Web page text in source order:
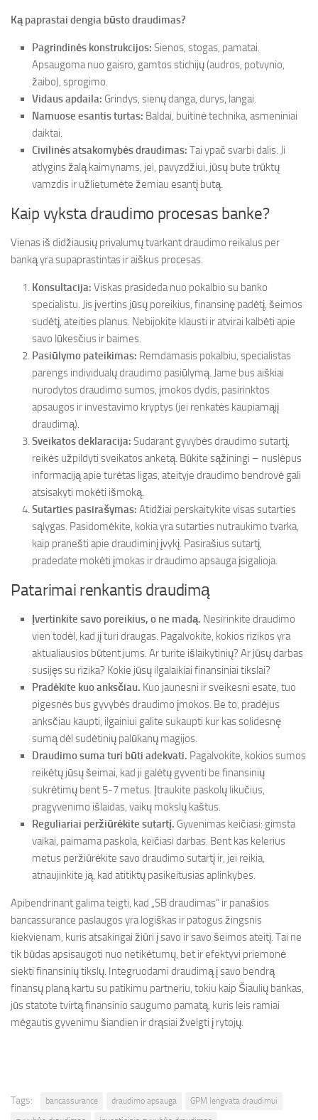
Ką paprastai dengia būsto draudimas?
Pagrindinės konstrukcijos: Sienos, stogas, pamatai.
Apsaugoma nuo gaisro, gamtos stichijų (audros, potvynio,
žaibo), sprogimo.
Vidaus apdaila: Grindys, sienų danga, durys, langai.
Namuose esantis turtas: Baldai, buitinė technika, asmeniniai
daiktai.
Civilinės atsakomybės draudimas: Tai ypač svarbi dalis. Ji
atlygins žalą kaimynams, jei, pavyzdžiui, jūsų bute trūktų
vamzdis ir užlietumėte žemiau esantį butą.
Kaip vyksta draudimo procesas banke?
Vienas iš didžiausių privalumų tvarkant draudimo reikalus per
banką yra supaprastintas ir aiškus procesas.
Konsultacija: Viskas prasideda nuo pokalbio su banko
specialistu. Jis įvertins jūsų poreikius, finansinę padėtį, šeimos
sudėtį, ateities planus. Nebijokite klausti ir atvirai kalbėti apie
savo lūkesčius ir baimes.
Pasiūlymo pateikimas: Remdamasis pokalbiu, specialistas
parengs individualų draudimo pasiūlymą. Jame bus aiškiai
nurodytos draudimo sumos, įmokos dydis, pasirinktos
apsaugos ir investavimo kryptys (jei renkatės kaupiamąjį
draudimą).
Sveikatos deklaracija: Sudarant gyvybės draudimo sutartį,
reikės užpildyti sveikatos anketą. Būkite sąžiningi – nuslėpus
informaciją apie turėtas ligas, ateityje draudimo bendrovė gali
atsisakyti mokėti išmoką.
Sutarties pasirašymas: Atidžiai perskaitykite visas sutarties
sąlygas. Pasidomėkite, kokia yra sutarties nutraukimo tvarka,
kaip pranešti apie draudiminį įvykį. Pasirašius sutartį,
pradedate mokėti įmokas ir draudimo apsauga įsigalioja.
Patarimai renkantis draudimą
Įvertinkite savo poreikius, o ne madą. Nesirinkite draudimo
vien todėl, kad jį turi draugas. Pagalvokite, kokios rizikos yra
aktualiausios būtent jums. Ar turite išlaikytinių? Ar jūsų darbas
susijęs su rizika? Kokie jūsų ilgalaikiai finansiniai tikslai?
Pradėkite kuo anksčiau. Kuo jaunesni ir sveikesni esate, tuo
pigesnės bus gyvybės draudimo įmokos. Be to, pradėjus
anksčiau kaupti, ilgainiui galite sukaupti kur kas solidesnę
sumą dėl sudėtinių palūkanų magijos.
Draudimo suma turi būti adekvati. Pagalvokite, kokios sumos
reikėtų jūsų šeimai, kad ji galėtų gyventi be finansinių
sukrėtimų bent 5-7 metus. Įtraukite paskolų likučius,
pragyvenimo išlaidas, vaikų mokslų kaštus.
Reguliariai peržiūrėkite sutartį. Gyvenimas keičiasi: gimsta
vaikai, paimama paskola, keičiasi darbas. Bent kas kelerius
metus peržiūrėkite savo draudimo sutartį ir, jei reikia,
atnaujinkite ją, kad atitiktų pasikeitusias aplinkybes.
Apibendrinant galima teigti, kad „SB draudimas“ ir panašios
bancassurance paslaugos yra logiškas ir patogus žingsnis
kiekvienam, kuris atsakingai žiūri į savo ir savo šeimos ateitį. Tai ne
tik būdas apsisaugoti nuo netikėtumų, bet ir efektyvi priemonė
siekti finansinių tikslų. Integruodami draudimą į savo bendrą
finansų planą kartu su patikimu partneriu, tokiu kaip Šiaulių bankas,
jūs statote tvirtą finansinio saugumo pamatą, kuris leis ramiai
mėgautis gyvenimu šiandien ir drąsiai žvelgti į rytojų.
Tags: bancassurance draudimo apsauga
GPM lengvata draudimui